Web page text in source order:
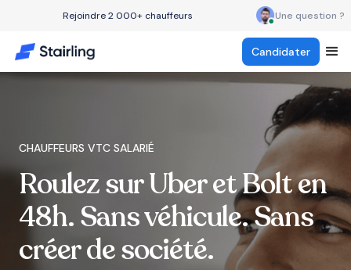
Rejoindre 2 000+ chauffeurs Une question ?
Candidater
CHAUFFEURS VTC SALARIÉ
Roulez sur Uber et Bolt en
48h. Sans véhicule. Sans
créer de société.